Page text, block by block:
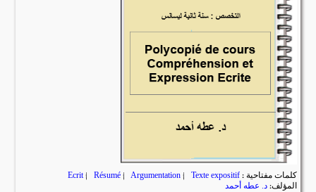
كلمات مفتاحية : Ecrit| Résumé | Argumentation | Texte expositif
المؤلف:د. عطه أحمد